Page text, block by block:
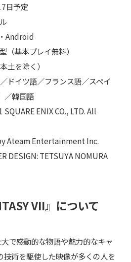
日予定
Android
（基本プレイ無料）
土を除く）
ドイツ語／フランス語／スペイ
／韓国語
ENIX CO., LTD. All
Entertainment Inc.
TETSUYA NOMURA
VII』について
で感動的な物語や魅力的なキャ
技術を駆使した映像が多くの人を